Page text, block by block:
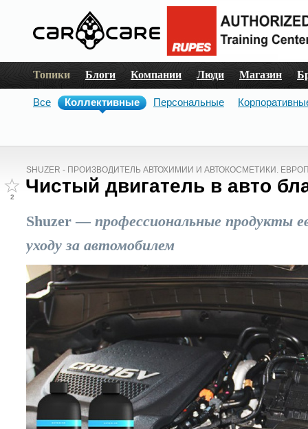
Топики Блоги Компании Люди Магазин
Все Коллективные Персональные
SHUZER - ПРОИЗВОДИТЕЛЬ АВТОХИМИИ И АВТОКОСМЕТИКИ.
2
Чистый двигатель в авто
Shuzer — профессиональные продукты
уходу за автомобилем